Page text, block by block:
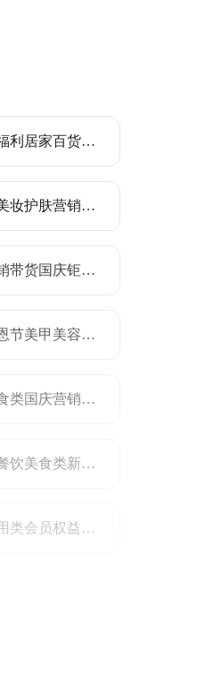
通用简约风感恩节福利居家百货下单优惠节日活动海报
喜庆风感恩节通用美妆护肤营销手机海报
简约时尚风蓝色营销带货国庆钜惠营销手机全屏海报
粉色文艺渐变风感恩节美甲美容美业营销带货长图海报
复古风红色餐饮美食类国庆营销带货开业营销手机全屏海报
拼贴实景风橙红色餐饮美食类新品上新营销带货手机全屏海报
扁平插画风橙色通用类会员权益活动促销营销全屏手机海报